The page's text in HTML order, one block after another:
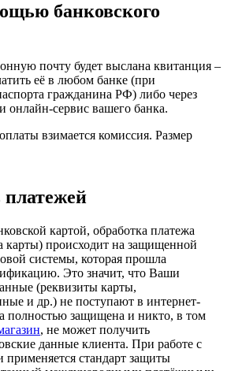
банковского
почту будет выслана квитанция –
её в любом банке (при
гражданина РФ) либо через
онлайн-сервис вашего банка.
взимается комиссия. Размер
платежей
картой, обработка платежа
карты) происходит на защищенной
системы, которая прошла
Это значит, что Ваши
(реквизиты карты,
и др.) не поступают в интернет-
полностью защищена и никто, в том
, не может получить
данные клиента. При работе с
стандарт защиты